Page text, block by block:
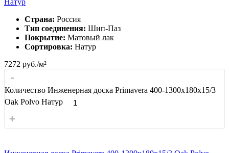
Страна: Россия
Тип соединения: Шип-Паз
Покрытие: Матовый лак
Сортировка: Натур
7272 руб./м²
-
Количество Инженерная доска Primavera 400-1300х180х15/3
Oak Polvo Натур
+